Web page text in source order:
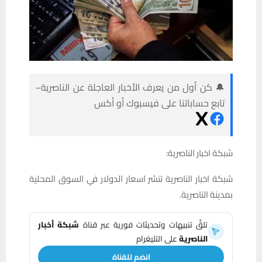
🔔 كن أول من يعرف الأخبار العاجلة عن الناصرية–
تابع حساباتنا على فيسبوك أو أكس
شبكة اخبار الناصرية:
شبكة اخبار الناصرية تنشر اسعار الدولار في السوق المحلية
بمدينة الناصرية.
تلقَّ تنبيهات وتحديثات فورية عبر قناة شبكة أخبار
الناصريةعلى التليغرام
انضم للقناة